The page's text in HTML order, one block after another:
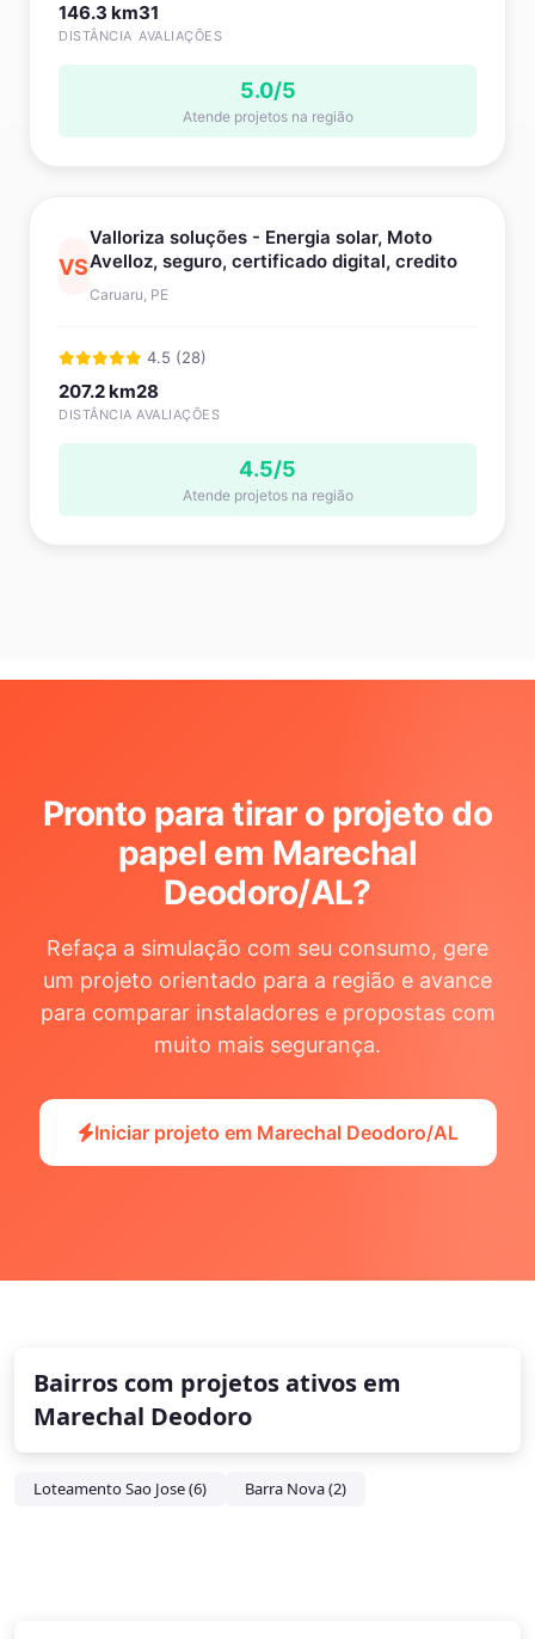
146.3 km
DISTÂNCIA
31
AVALIAÇÕES
5.0/5
Atende projetos na região
VS
Valloriza soluções - Energia solar, Moto
Avelloz, seguro, certificado digital, credito
Caruaru, PE
4.5 (28)
207.2 km
DISTÂNCIA
28
AVALIAÇÕES
4.5/5
Atende projetos na região
Pronto para tirar o projeto do
papel em Marechal
Deodoro/AL?
Refaça a simulação com seu consumo, gere
um projeto orientado para a região e avance
para comparar instaladores e propostas com
muito mais segurança.
Iniciar projeto em Marechal Deodoro/AL
Bairros com projetos ativos em
Marechal Deodoro
Loteamento Sao Jose (6) Barra Nova (2)